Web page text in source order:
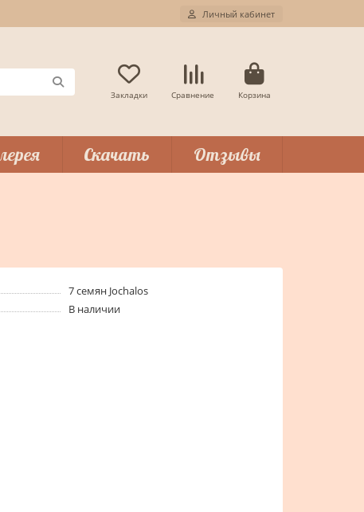
Личный кабинет
Закладки Сравнение Корзина
Скачать Отзывы
7 семян Jochalos
В наличии